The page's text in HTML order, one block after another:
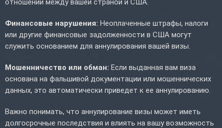
Финансовые нарушения: Неоплаченные штрафы, налоги
или другие финансовые задолженности в США могут
служить основанием для аннулирования вашей визы.
Мошенничество или обман: Если выданная вам виза
основана на фальшивой документации или мошеннических
данных, это автоматически приведет к ее аннулированию.
Важно понимать, что аннулирование визы может иметь
долгосрочные последствия и влиять на вашу возможность